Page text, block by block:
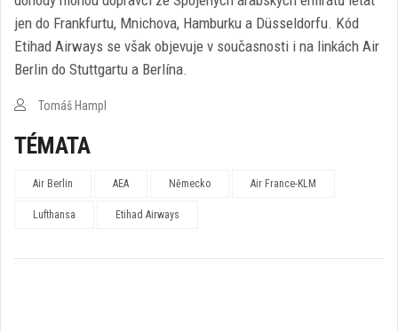
jen do Frankfurtu, Mnichova, Hamburku a Düsseldorfu. Kód
Etihad Airways se však objevuje v současnosti i na linkách Air
Berlin do Stuttgartu a Berlína.
Tomáš Hampl
TÉMATA
Air Berlin AEA Německo Air France-KLM
Lufthansa Etihad Airways